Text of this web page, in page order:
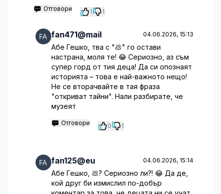
Отговори 1 1
fan471@mail 04.06.2026, 15:13
Абе Гешко, тва с "💩" го остави
настрана, моля те! 😂 Сериозно, аз съм
супер горд от тия деца! Да си опознаят
историята – това е най-важното нещо!
Не се вторачвайте в тая фраза
"откриват тайни". Нали разбирате, че
музеят
Отговори 0 1
fan125@eu 04.06.2026, 15:14
Абе Гешко, 💩? Сериозно ли?! 😂 Да де,
кой друг би измислил по-добър